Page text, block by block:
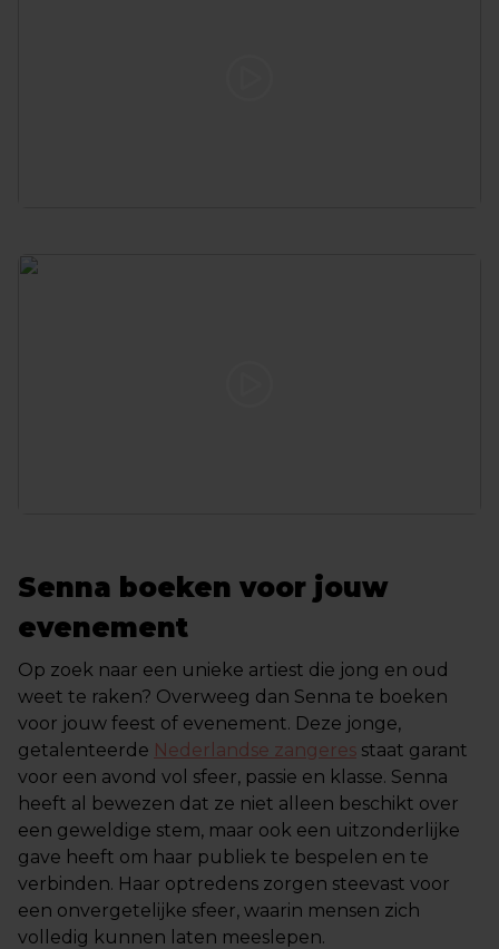
Senna boeken voor jouw
evenement
Op zoek naar een unieke artiest die jong en oud
weet te raken? Overweeg dan Senna te boeken
voor jouw feest of evenement. Deze jonge,
getalenteerde Nederlandse zangeres staat garant
voor een avond vol sfeer, passie en klasse. Senna
heeft al bewezen dat ze niet alleen beschikt over
een geweldige stem, maar ook een uitzonderlijke
gave heeft om haar publiek te bespelen en te
verbinden. Haar optredens zorgen steevast voor
een onvergetelijke sfeer, waarin mensen zich
volledig kunnen laten meeslepen.